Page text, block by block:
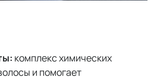
комплекс химических
и помогает